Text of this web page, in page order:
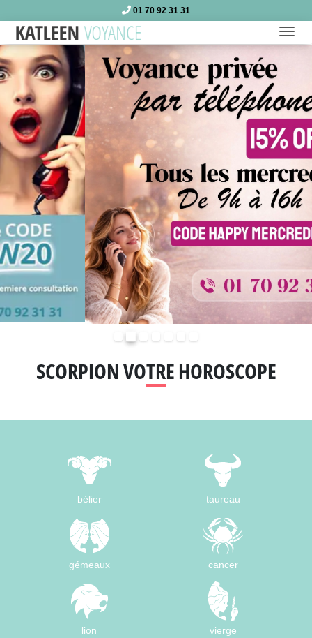
01 70 92 31 31
SCORPION VOTRE HOROSCOPE
bélier taureau
gémeaux cancer
lion vierge